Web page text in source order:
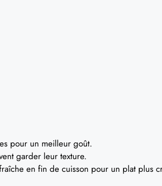
pour un meilleur goût.
garder leur texture.
en fin de cuisson pour un plat plus